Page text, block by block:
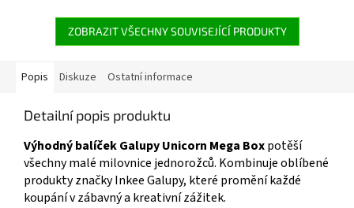
všechny milovníky jednorožců!
🌈✨ Více produktů s motivem
👉 JEDNOROŽCŮ
GALUPY
ZOBRAZIT VŠECHNY SOUVISEJÍCÍ PRODUKTY
Popis Diskuze Ostatní informace
Detailní popis produktu
Výhodný balíček Galupy Unicorn Mega Boxpotěší
všechny malé milovnice jednorožců. Kombinuje oblíbené
produkty značky Inkee Galupy, které promění každé
koupání v zábavný a kreativní zážitek.